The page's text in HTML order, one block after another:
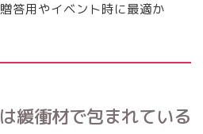
答用やイベント時に最適か
緩衝材で包まれている